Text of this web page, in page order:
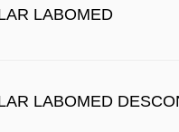
LABOMED
LABOMED